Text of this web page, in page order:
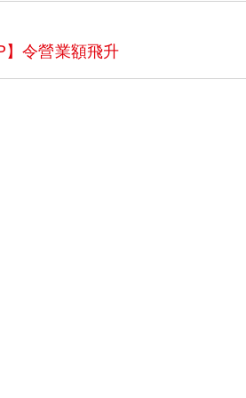
】令營業額飛升